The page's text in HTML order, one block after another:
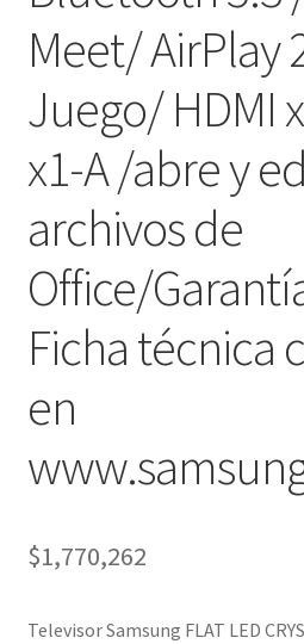
Meet/ AirPlay
Juego/ HDMI
x1-A /abre y
archivos de
Office/
Ficha técnica
en
$1,770,262
Televisor Samsung FLAT LED